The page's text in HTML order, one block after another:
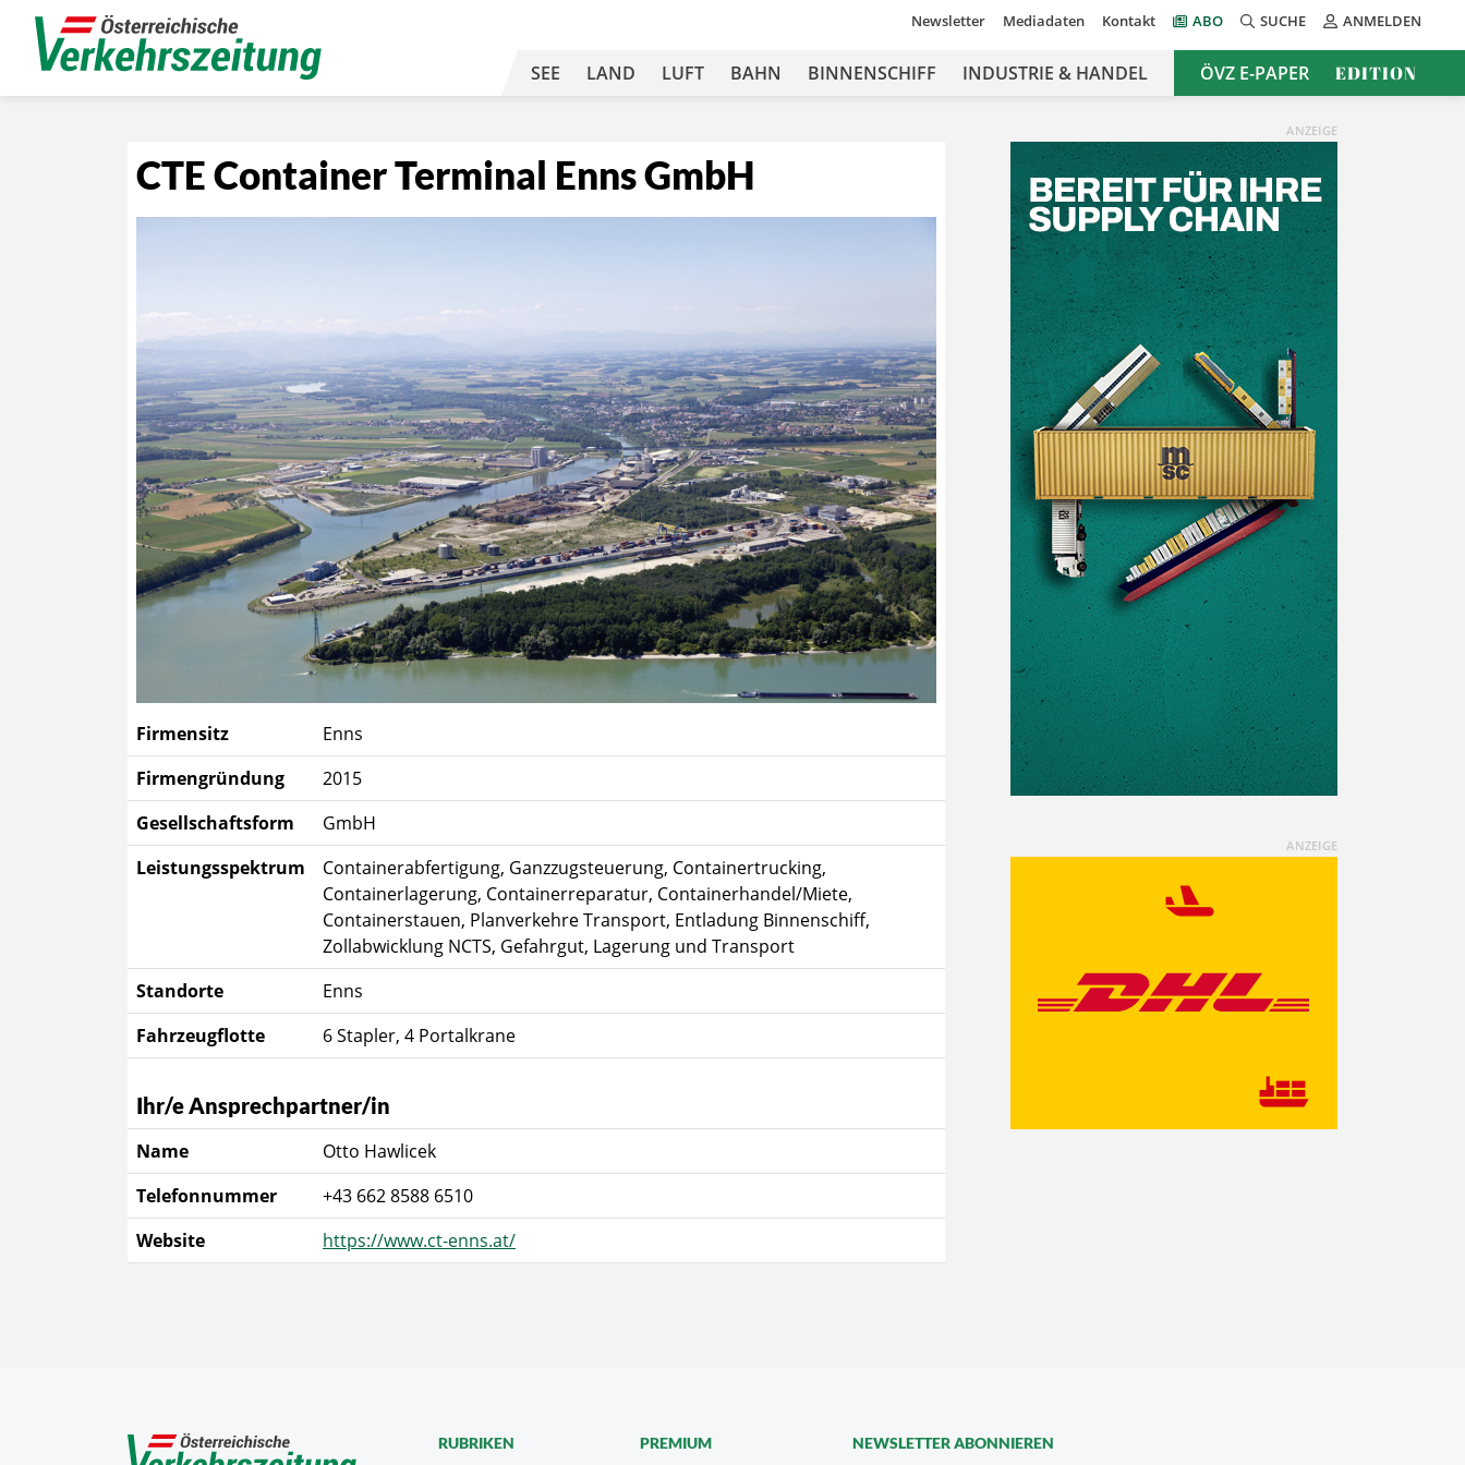
Newsletter Mediadaten Kontakt ABO SUCHE ANMELDEN
SEE LAND LUFT BAHN BINNENSCHIFF INDUSTRIE & HANDEL ÖVZ E-PAPER EDITION
CTE Container Terminal Enns GmbH
Firmensitz
Enns
Firmengründung
2015
Gesellschaftsform
GmbH
Leistungsspektrum
Containerabfertigung, Ganzzugsteuerung, Containertrucking,
Containerlagerung, Containerreparatur, Containerhandel/Miete,
Containerstauen, Planverkehre Transport, Entladung Binnenschiff,
Zollabwicklung NCTS, Gefahrgut, Lagerung und Transport
Standorte
Enns
Fahrzeugflotte
6 Stapler, 4 Portalkrane
Ihr/e Ansprechpartner/in
Name
Otto Hawlicek
Telefonnummer
+43 662 8588 6510
Website
https://www.ct-enns.at/
ANZEIGE
ANZEIGE
NEWSLETTER ABONNIEREN
RUBRIKEN PREMIUM